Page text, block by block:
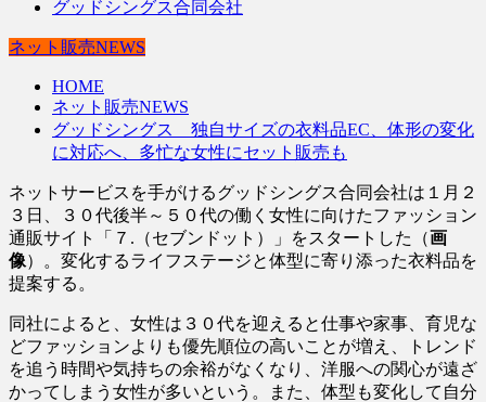
グッドシングス合同会社
ネット販売NEWS
HOME
ネット販売NEWS
グッドシングス 独自サイズの衣料品EC、体形の変化
に対応へ、多忙な女性にセット販売も
ネットサービスを手がけるグッドシングス合同会社は１月２
３日、３０代後半～５０代の働く女性に向けたファッション
通販サイト「７.（セブンドット）」をスタートした（画
像）。変化するライフステージと体型に寄り添った衣料品を
提案する。
同社によると、女性は３０代を迎えると仕事や家事、育児な
どファッションよりも優先順位の高いことが増え、トレンド
を追う時間や気持ちの余裕がなくなり、洋服への関心が遠ざ
かってしまう女性が多いという。また、体型も変化して自分